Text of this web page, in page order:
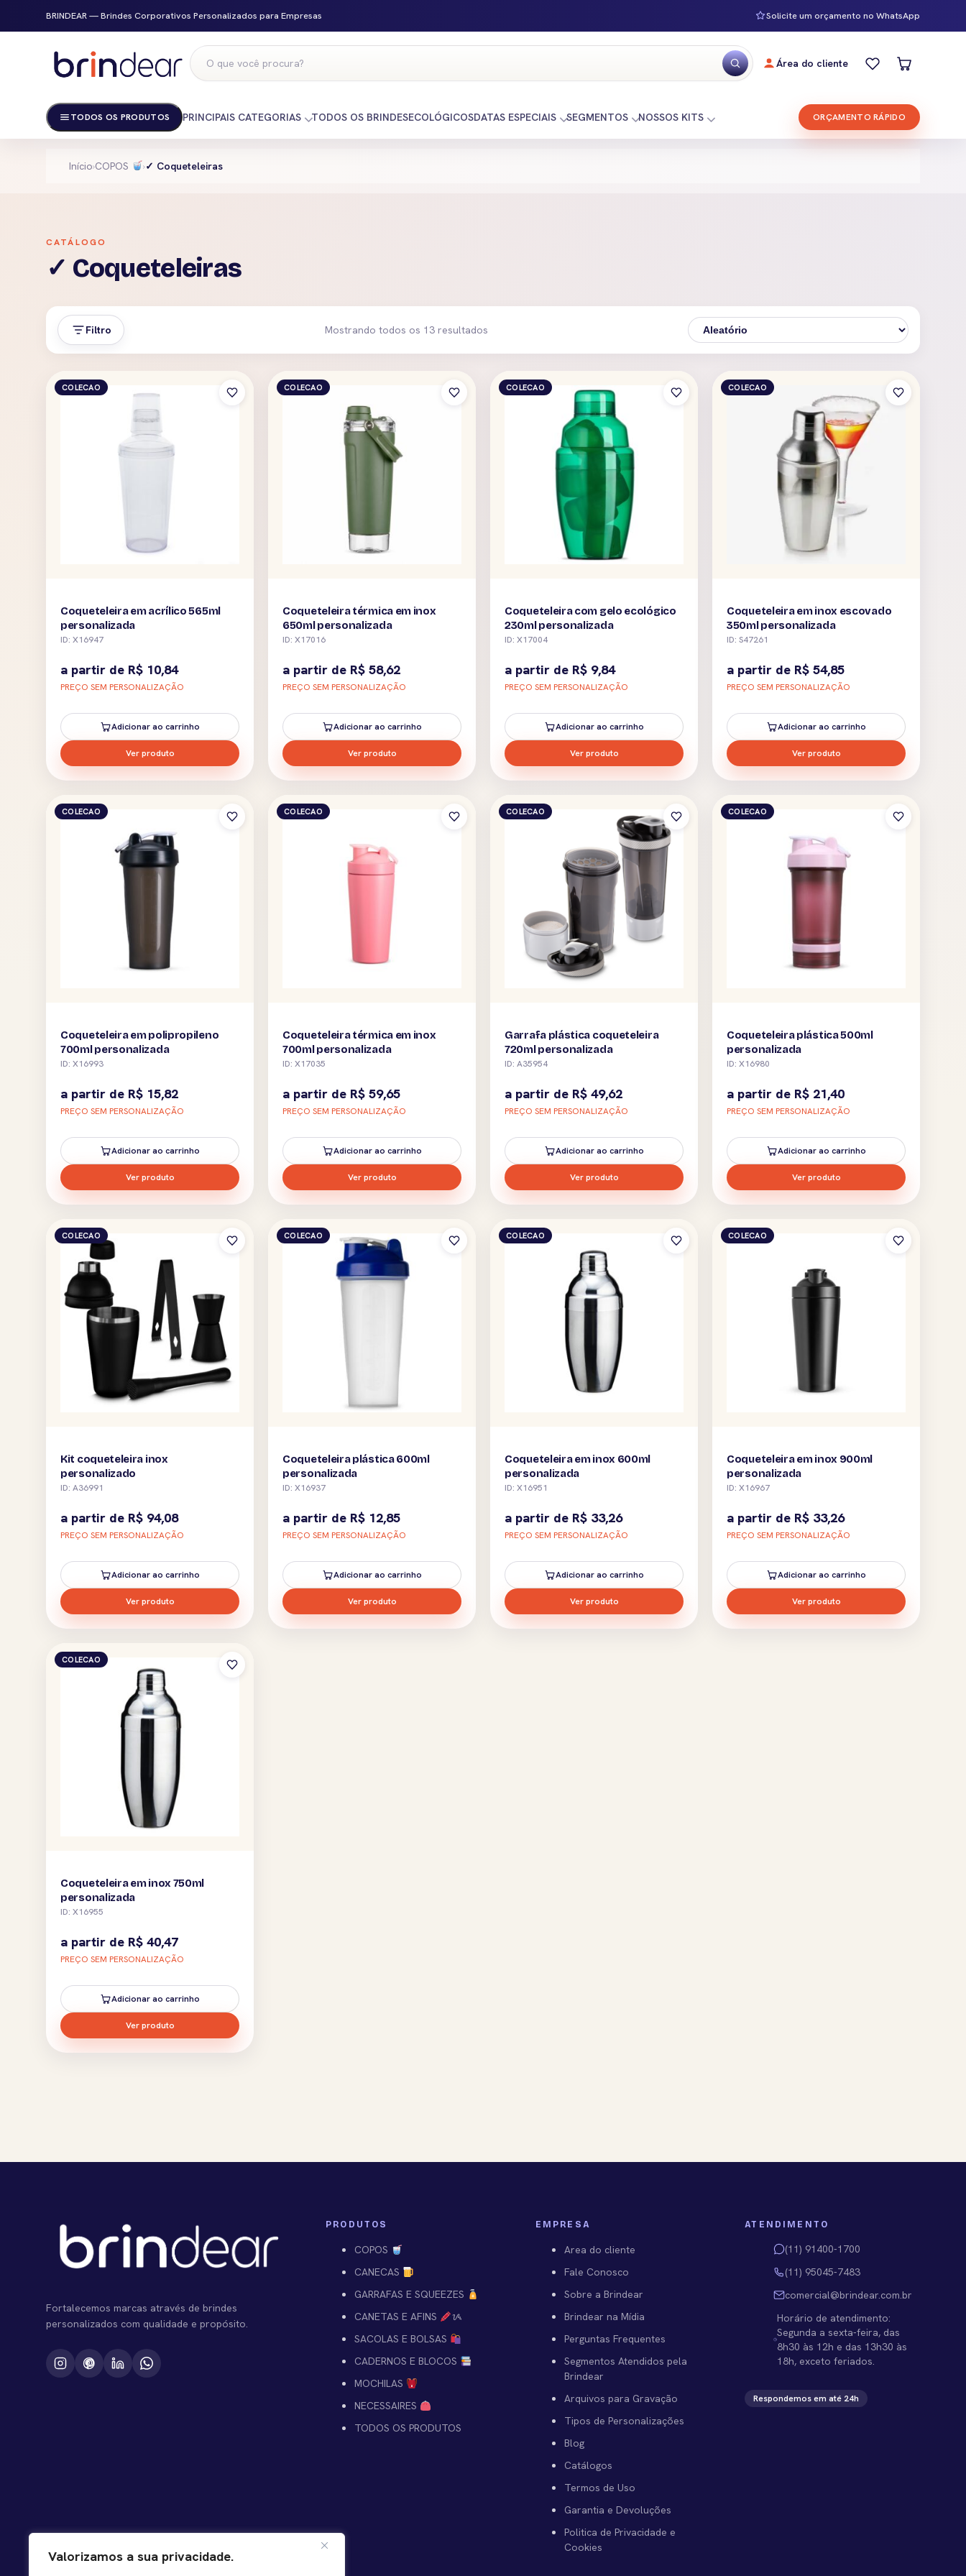
Valorizamos a sua privacidade.
BRINDEAR — Brindes Corporativos Personalizados para Empresas Solicite um orçamento no WhatsApp
Área do cliente
TODOS OS PRODUTOS PRINCIPAIS CATEGORIAS TODOS OS BRINDESECOLÓGICOSDATAS ESPECIAIS SEGMENTOS NOSSOS KITS ORÇAMENTO RÁPIDO
Início›COPOS ›✓ Coqueteleiras
CATÁLOGO
✓ Coqueteleiras
Filtro Mostrando todos os 13 resultados
COLECAO
Coqueteleira em acrílico 565ml
personalizada
ID: X16947
a partir de R$ 10,84
PREÇO SEM PERSONALIZAÇÃO
Adicionar ao carrinho
Ver produto
COLECAO
Coqueteleira térmica em inox
650ml personalizada
ID: X17016
a partir de R$ 58,62
PREÇO SEM PERSONALIZAÇÃO
Adicionar ao carrinho
Ver produto
COLECAO
Coqueteleira com gelo ecológico
230ml personalizada
ID: X17004
a partir de R$ 9,84
PREÇO SEM PERSONALIZAÇÃO
Adicionar ao carrinho
Ver produto
COLECAO
Coqueteleira em inox escovado
350ml personalizada
ID: S47261
a partir de R$ 54,85
PREÇO SEM PERSONALIZAÇÃO
Adicionar ao carrinho
Ver produto
COLECAO
Coqueteleira em polipropileno
700ml personalizada
ID: X16993
a partir de R$ 15,82
PREÇO SEM PERSONALIZAÇÃO
Adicionar ao carrinho
Ver produto
COLECAO
Coqueteleira térmica em inox
700ml personalizada
ID: X17035
a partir de R$ 59,65
PREÇO SEM PERSONALIZAÇÃO
Adicionar ao carrinho
Ver produto
COLECAO
Garrafa plástica coqueteleira
720ml personalizada
ID: A35954
a partir de R$ 49,62
PREÇO SEM PERSONALIZAÇÃO
Adicionar ao carrinho
Ver produto
COLECAO
Coqueteleira plástica 500ml
personalizada
ID: X16980
a partir de R$ 21,40
PREÇO SEM PERSONALIZAÇÃO
Adicionar ao carrinho
Ver produto
COLECAO
Kit coqueteleira inox
personalizado
ID: A36991
a partir de R$ 94,08
PREÇO SEM PERSONALIZAÇÃO
Adicionar ao carrinho
Ver produto
COLECAO
Coqueteleira plástica 600ml
personalizada
ID: X16937
a partir de R$ 12,85
PREÇO SEM PERSONALIZAÇÃO
Adicionar ao carrinho
Ver produto
COLECAO
Coqueteleira em inox 600ml
personalizada
ID: X16951
a partir de R$ 33,26
PREÇO SEM PERSONALIZAÇÃO
Adicionar ao carrinho
Ver produto
COLECAO
Coqueteleira em inox 900ml
personalizada
ID: X16967
a partir de R$ 33,26
PREÇO SEM PERSONALIZAÇÃO
Adicionar ao carrinho
Ver produto
COLECAO
Coqueteleira em inox 750ml
personalizada
ID: X16955
a partir de R$ 40,47
PREÇO SEM PERSONALIZAÇÃO
Adicionar ao carrinho
Ver produto
Fortalecemos marcas através de brindes
personalizados com qualidade e propósito.
PRODUTOS
COPOS
CANECAS
GARRAFAS E SQUEEZES
CANETAS E AFINS
ᝰ
SACOLAS E BOLSAS
CADERNOS E BLOCOS
MOCHILAS
NECESSAIRES
TODOS OS PRODUTOS
EMPRESA
Area do cliente
Fale Conosco
Sobre a Brindear
Brindear na Mídia
Perguntas Frequentes
Segmentos Atendidos pela
Brindear
Arquivos para Gravação
Tipos de Personalizações
Blog
Catálogos
Termos de Uso
Garantia e Devoluções
Politica de Privacidade e
Cookies
ATENDIMENTO
(11) 91400-1700
(11) 95045-7483
comercial@brindear.com.br
Horário de atendimento:
Segunda a sexta-feira, das
8h30 às 12h e das 13h30 às
18h, exceto feriados.
Respondemos em até 24h